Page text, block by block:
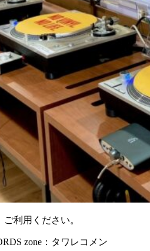
利用ください。
zone：タワレコメン